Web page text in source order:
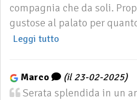
compagnia che da soli.
gustose al palato per
Leggi tutto
Marco (il 23-02-2025)
Serata splendida in un